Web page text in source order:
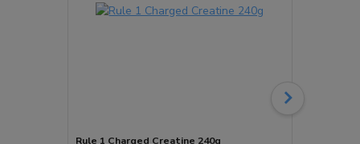
Rule 1 Charged Creatine 240g